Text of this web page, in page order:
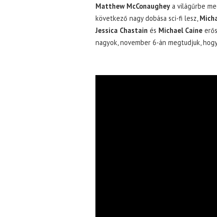
Matthew McConaughey a világűrbe
következő nagy dobása sci-fi lesz,
Jessica Chastain és Michael Caine
nagyok, november 6-án megtudjuk,